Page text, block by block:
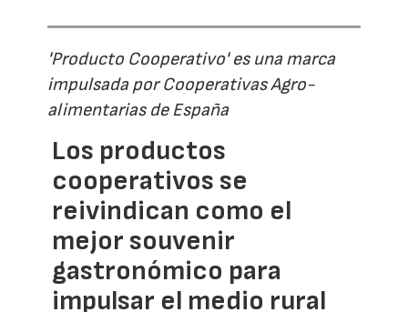
'Producto Cooperativo' es una marca
impulsada por Cooperativas Agro-
alimentarias de España
Los productos
cooperativos se
reivindican como el
mejor souvenir
gastronómico para
impulsar el medio rural